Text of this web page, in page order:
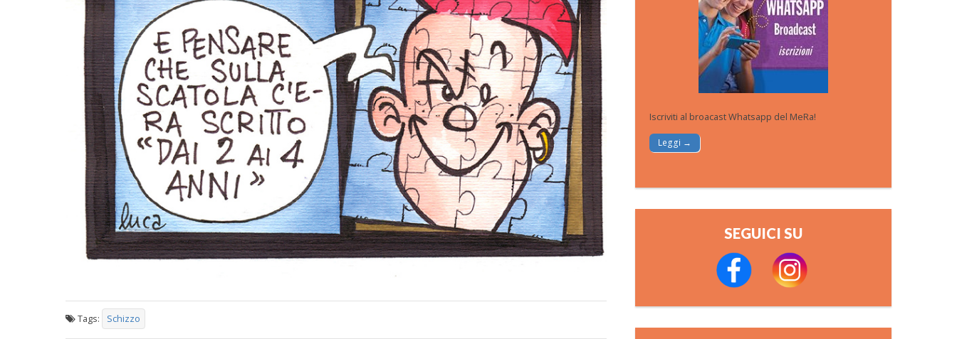
Tags: Schizzo
Iscriviti al broacast Whatsapp del MeRa!
Leggi →
SEGUICI SU